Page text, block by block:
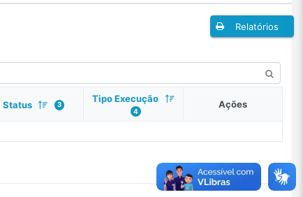
Relatórios
Status 3
Tipo Execução
4
Ações